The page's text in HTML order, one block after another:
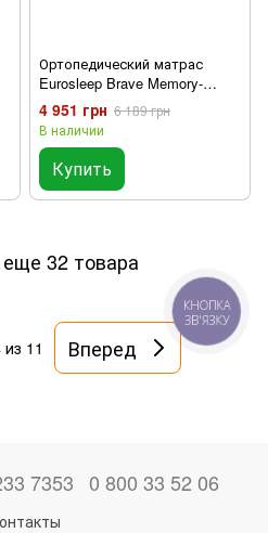
Ортопедический матрас
Eurosleep Brave Memory-
Cocos
4 951 грн 6 189 грн
В наличии
Купить
32 товара
из 11 Вперед
7353 0 800 33 52 06
КНОПКА
ЗВ'ЯЗКУ